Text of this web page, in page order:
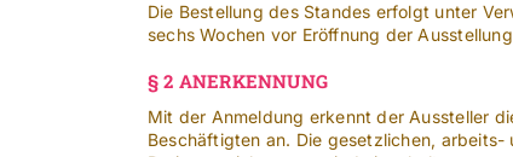
Die Bestellung des Standes erfolgt unter
sechs Wochen vor Eröffnung der
§ 2 ANERKENNUNG
Mit der Anmeldung erkennt der Aussteller
Beschäftigten an. Die gesetzlichen,